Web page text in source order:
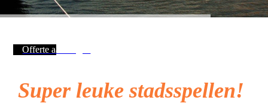
Offerte aanvragen
Super leuke stadsspellen!